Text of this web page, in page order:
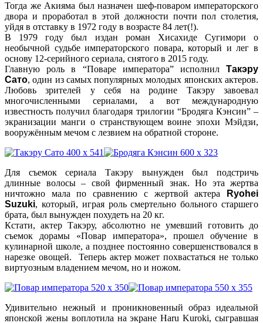
Тогда же Акияма был назначен шеф-поваром императорского
двора и проработал в этой должности почти пол столетия,
уйдя в отставку в 1972 году в возрасте 84 лет(!).
В 1979 году был издан роман Хисахиде Сугимори о
необычной судьбе императорского повара, который и лег в
основу 12-серийного сериала, снятого в 2015 году.
Главную роль в “Поваре императора” исполнил Такэру
Сато, один из самых популярных молодых японских актеров.
Любовь зрителей у себя на родине Такэру завоевал
многочисленными сериалами, а вот международную
известность получил благодаря трилогии “Бродяга Кэнсин”–
экранизации манги о странствующем воине эпохи Мэйдзи,
вооружённым мечом с лезвием на обратной стороне.
Для съемок сериала Такэру вынужден был подстричь
длинные волосы – свой фирменный знак. Но эта жертва
ничтожно мала по сравнению с жертвой актера
Ryohei
Suzuki, который, играя роль смертельно больного старшего
брата, был вынужден похудеть на 20 кг.
Кстати, актер Такэру, абсолютно не умевший готовить до
съемок дорамы «Повар императора», прошел обучение в
кулинарной школе, а позднее постоянно совершенствовался в
нарезке овощей. Теперь актер может похвастаться не только
виртуозным владением мечом, но и ножом.
Удивительно нежный и проникновенный образ идеальной
японской жены воплотила на экране Haru Kuroki, сыгравшая